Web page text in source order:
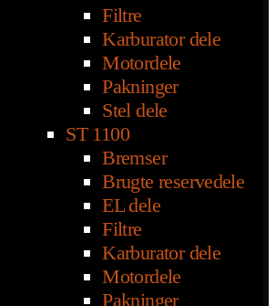
Filtre
Karburator dele
Motordele
Pakninger
Stel dele
ST 1100
Bremser
Brugte reservedele
EL dele
Filtre
Karburator dele
Motordele
Pakninger